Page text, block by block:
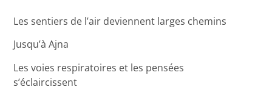
Les sentiers de l’air deviennent larges chemins
Jusqu’à Ajna
Les voies respiratoires et les pensées
s’éclaircissent